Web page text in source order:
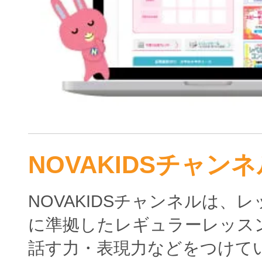
NOVAKIDSチャン
NOVAKIDSチャンネルは、
に準拠したレギュラーレッス
話す力・表現力などをつけて